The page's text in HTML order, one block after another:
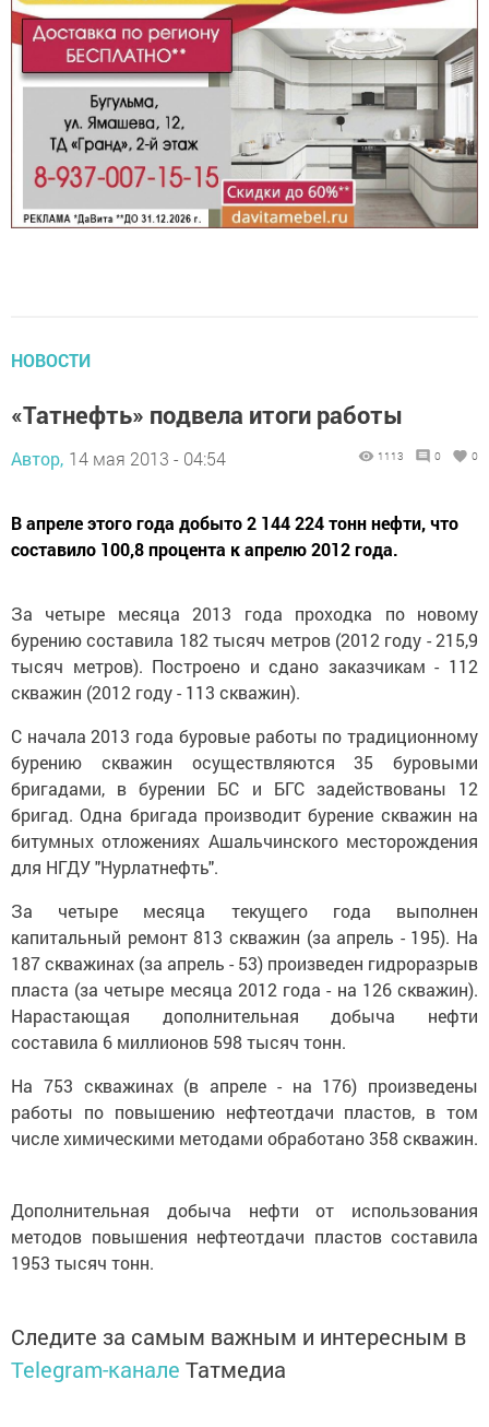
НОВОСТИ
«Татнефть» подвела итоги работы
Автор, 14 мая 2013 - 04:54 1113 0 0
В апреле этого года добыто 2 144 224 тонн нефти, что
составило 100,8 процента к апрелю 2012 года.
За четыре месяца 2013 года проходка по новому
бурению составила 182 тысяч метров (2012 году - 215,9
тысяч метров). Построено и сдано заказчикам - 112
скважин (2012 году - 113 скважин).
С начала 2013 года буровые работы по традиционному
бурению скважин осуществляются 35 буровыми
бригадами, в бурении БС и БГС задействованы 12
бригад. Одна бригада производит бурение скважин на
битумных отложениях Ашальчинского месторождения
для НГДУ "Нурлатнефть".
За четыре месяца текущего года выполнен
капитальный ремонт 813 скважин (за апрель - 195). На
187 скважинах (за апрель - 53) произведен гидроразрыв
пласта (за четыре месяца 2012 года - на 126 скважин).
Нарастающая дополнительная добыча нефти
составила 6 миллионов 598 тысяч тонн.
На 753 скважинах (в апреле - на 176) произведены
работы по повышению нефтеотдачи пластов, в том
числе химическими методами обработано 358 скважин.
Дополнительная добыча нефти от использования
методов повышения нефтеотдачи пластов составила
1953 тысяч тонн.
Следите за самым важным и интересным в
Telegram-канале Татмедиа